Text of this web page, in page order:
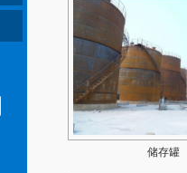
储存罐